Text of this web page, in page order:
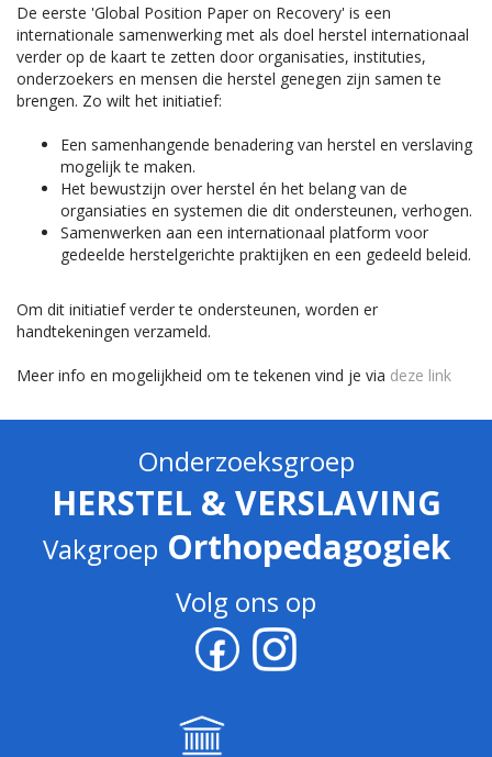
De eerste 'Global Position Paper on Recovery' is een
internationale samenwerking met als doel herstel internationaal
verder op de kaart te zetten door organisaties, instituties,
onderzoekers en mensen die herstel genegen zijn samen te
brengen. Zo wilt het initiatief:
Een samenhangende benadering van herstel en verslaving
mogelijk te maken.
Het bewustzijn over herstel én het belang van de
organsiaties en systemen die dit ondersteunen, verhogen.
Samenwerken aan een internationaal platform voor
gedeelde herstelgerichte praktijken en een gedeeld beleid.
Om dit initiatief verder te ondersteunen, worden er
handtekeningen verzameld.
Meer info en mogelijkheid om te tekenen vind je via deze link
Onderzoeksgroep
HERSTEL & VERSLAVING
Vakgroep Orthopedagogiek
Volg ons op